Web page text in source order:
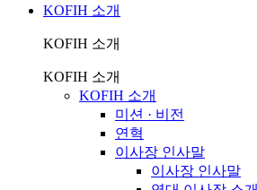
KOFIH 소개
KOFIH 소개
KOFIH 소개
KOFIH 소개
미션 · 비전
연혁
이사장 인사말
이사장 인사말